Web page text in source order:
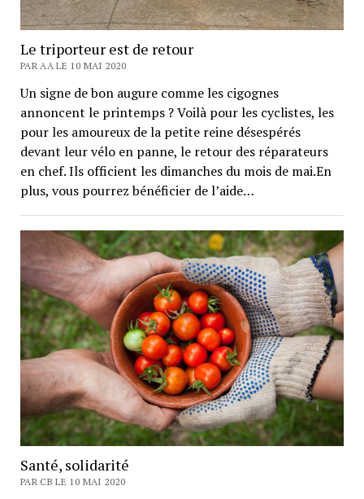
Le triporteur est de retour
PAR AA LE 10 MAI 2020
Un signe de bon augure comme les cigognes
annoncent le printemps ? Voilà pour les cyclistes, les
pour les amoureux de la petite reine désespérés
devant leur vélo en panne, le retour des réparateurs
en chef. Ils officient les dimanches du mois de mai.En
plus, vous pourrez bénéficier de l’aide…
Santé, solidarité
PAR CB LE 10 MAI 2020